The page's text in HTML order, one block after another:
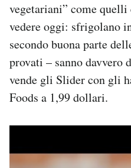
vegetariani” come
vedere oggi: sfrigolano
secondo buona parte
provati – sanno davvero
vende gli Slider con gli
Foods a 1,99 dollari.